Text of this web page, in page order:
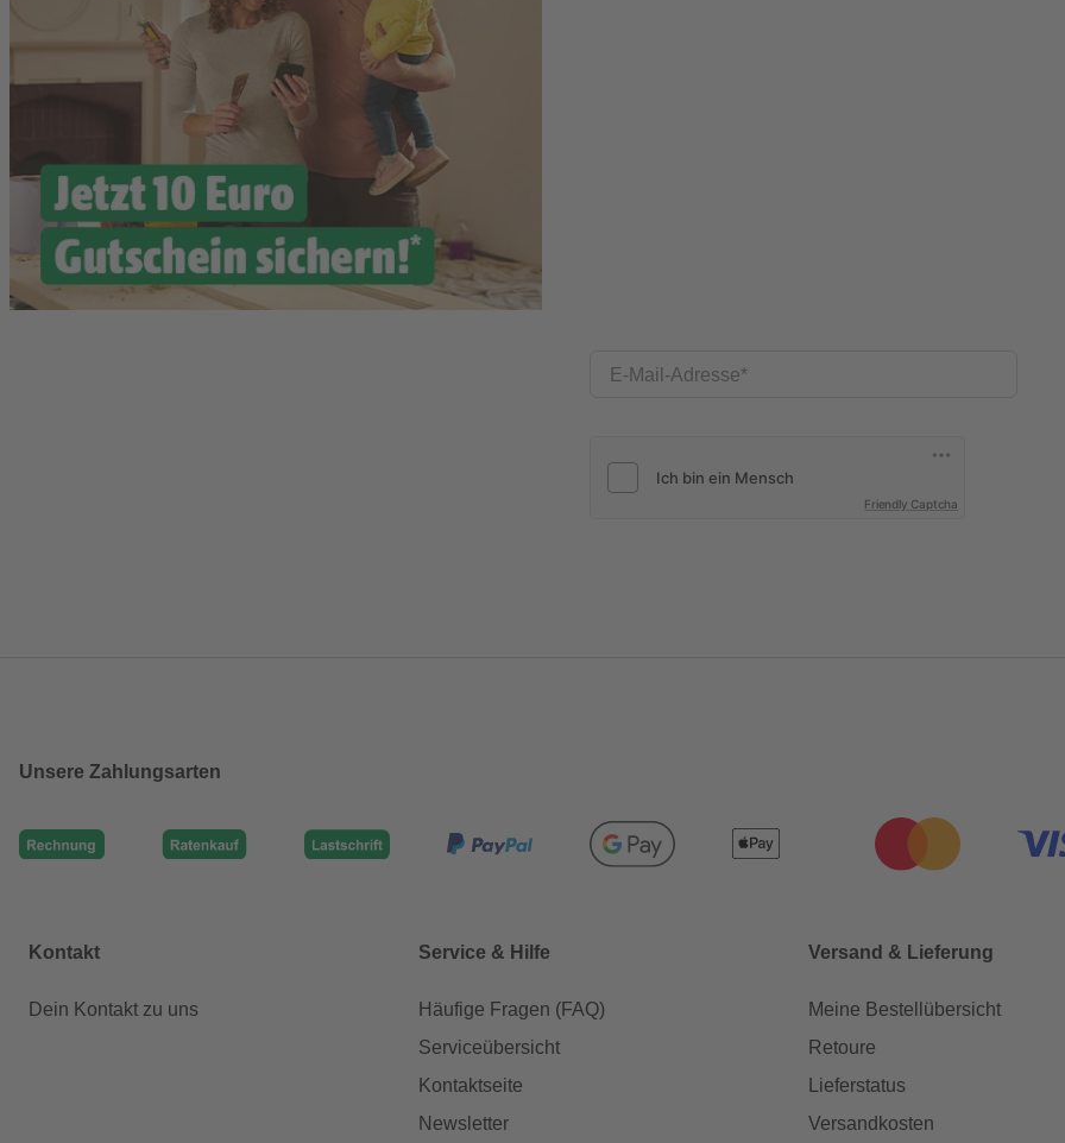
E-Mail-Adresse
Friendly Captcha
Unsere Zahlungsarten
Kontakt
Dein Kontakt zu uns
Service & Hilfe
Häufige Fragen (FAQ)
Serviceübersicht
Kontaktseite
Newsletter
Versand & Lieferung
Meine Bestellübersicht
Retoure
Lieferstatus
Versandkosten